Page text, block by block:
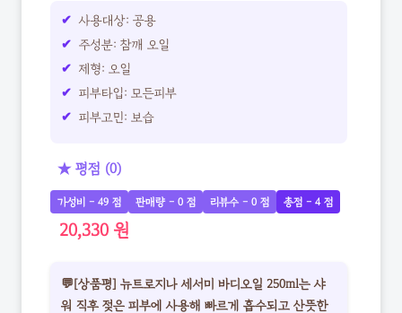
사용대상: 공용
주성분: 참깨 오일
제형: 오일
피부타입: 모든피부
피부고민: 보습
★ 평점 (0)
가성비 - 49 점 판매량 - 0 점 리뷰수 - 0 점 총점 - 4 점
20,330 원
💬[상품평] 뉴트로지나 세서미 바디오일 250ml는 샤
워 직후 젖은 피부에 사용해 빠르게 흡수되고 산뜻한